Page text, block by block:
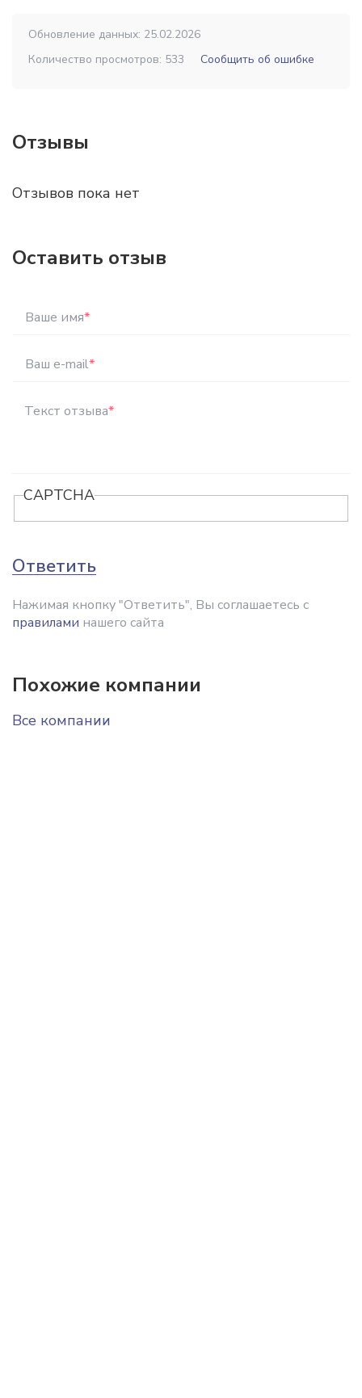
Обновление данных: 25.02.2026
Количество просмотров: 533
Сообщить об ошибке
Отзывы
Отзывов пока нет
Оставить отзыв
Ваше имя*
Ваш e-mail*
Текст отзыва*
CAPTCHA
Ответить
Нажимая кнопку "Ответить", Вы соглашаетесь с
правилами нашего сайта
Похожие компании
Все компании